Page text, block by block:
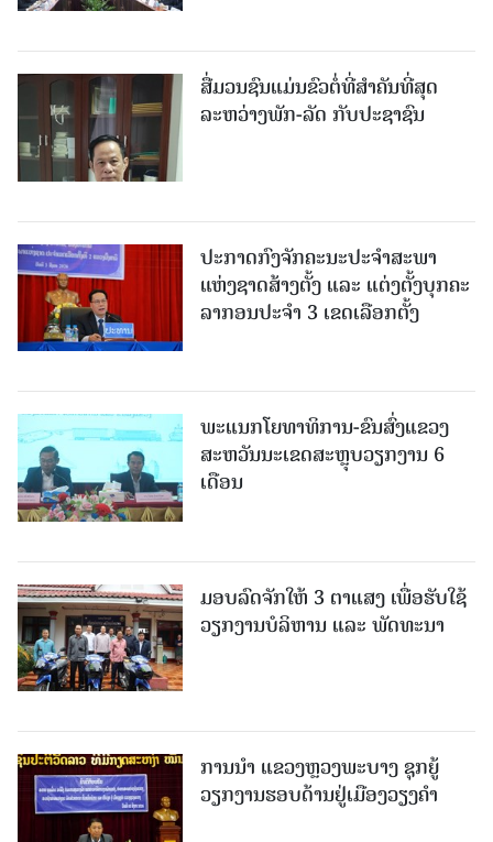
ສື່ມວນຊົນແມ່ນຂົວຕໍ່ທີ່ສໍາຄັນທີ່ສຸດ
ລະຫວ່າງພັກ-ລັດ ກັບປະຊາຊົນ
ປະກາດກົງຈັກຄະນະປະຈໍາສະພາ
ແຫ່ງຊາດສ້າງຕັ້ງ ແລະ ແຕ່ງຕັ້ງບຸກຄະ
ລາກອນປະຈໍາ 3 ເຂດເລືອກຕັ້ງ
ພະແນກໂຍທາທິການ-ຂົນສົ່ງແຂວງ
ສະຫວັນນະເຂດສະຫຼຸບວຽກງານ 6
ເດືອນ
ມອບລົດຈັກໃຫ້ 3 ຕາແສງ ເພື່ອຮັບໃຊ້
ວຽກງານບໍລິຫານ ແລະ ພັດທະນາ
ການນຳ ແຂວງຫຼວງພະບາງ ຊຸກຍູ້
ວຽກງານຮອບດ້ານຢູ່ເມືອງວຽງຄໍາ